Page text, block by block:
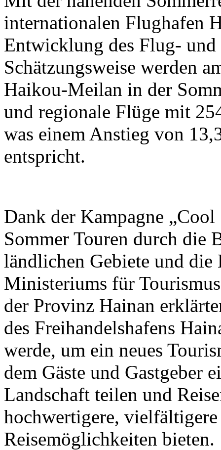
internationalen Flughafen
Entwicklung des Flug- und
Schätzungsweise werden
Haikou-Meilan in der
und regionale Flüge mit
was einem Anstieg von
entspricht.
Dank der Kampagne
Sommer Touren durch die
ländlichen Gebiete und die
Ministeriums für
der Provinz Hainan
des Freihandelshafens
werde, um ein neues
dem Gäste und Gastgeber
Landschaft teilen und
hochwertigere,
Reisemöglichkeiten bieten.